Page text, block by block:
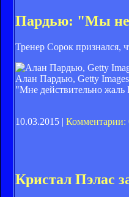
Пардью: "Мы не
Тренер Сорок признался,
Алан Пардью, Getty Images
"Мне действительно
10.03.2015 | Комментарии:
Кристал Пэлас